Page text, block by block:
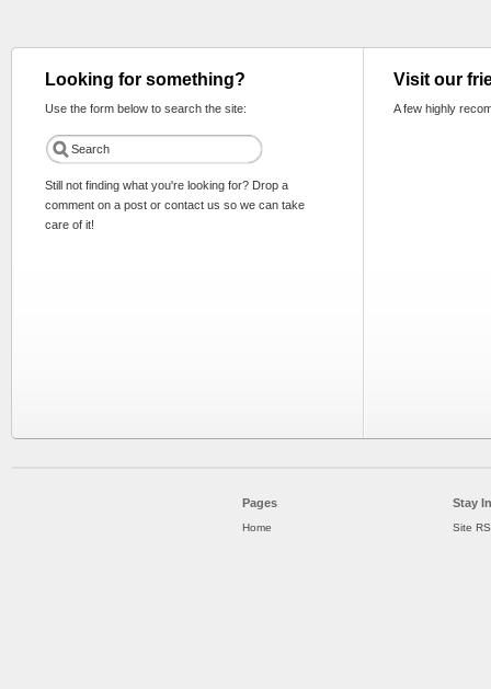
Looking for something?
Use the form below to search the site:
Still not finding what you're looking for? Drop a
comment on a post or contact us so we can take
care of it!
Visit our
A few highly
Pages
Home
Stay
Site